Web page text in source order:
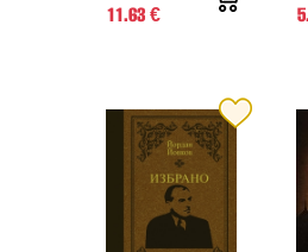
11.63 €